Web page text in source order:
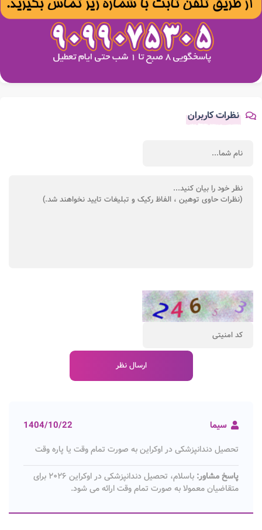
نظرات کاربران
سیما 1404/10/22
تحصیل دندانپزشکی در اوکراین به صورت تمام وقت یا پاره وقت
پاسخ مشاور:
باسلام، تحصیل دندانپزشکی در اوکراین ۲۰۲۶ برای
متقاضیان معمولا به صورت تمام وقت ارائه می شود.